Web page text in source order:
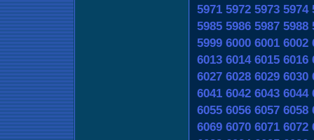
5971 5972 5973 5974
5985 5986 5987 5988
5999 6000 6001 6002
6013 6014 6015 6016
6027 6028 6029 6030
6041 6042 6043 6044
6055 6056 6057 6058
6069 6070 6071 6072